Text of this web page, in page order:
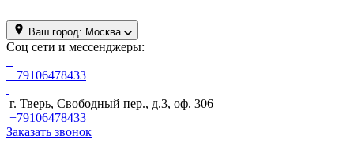
Ваш город: Москва
Соц сети и мессенджеры:
+79106478433
г. Тверь, Свободный пер., д.3, оф. 306
+79106478433
Заказать звонок